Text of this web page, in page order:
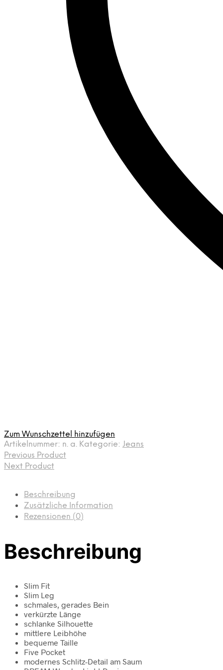
Zum Wunschzettel hinzufügen
Artikelnummer: n. a. Kategorie: Jeans
Previous Product
Next Product
Beschreibung
Zusätzliche Information
Rezensionen (0)
Beschreibung
Slim Fit
Slim Leg
schmales, gerades Bein
verkürzte Länge
schlanke Silhouette
mittlere Leibhöhe
bequeme Taille
Five Pocket
modernes Schlitz-Detail am Saum